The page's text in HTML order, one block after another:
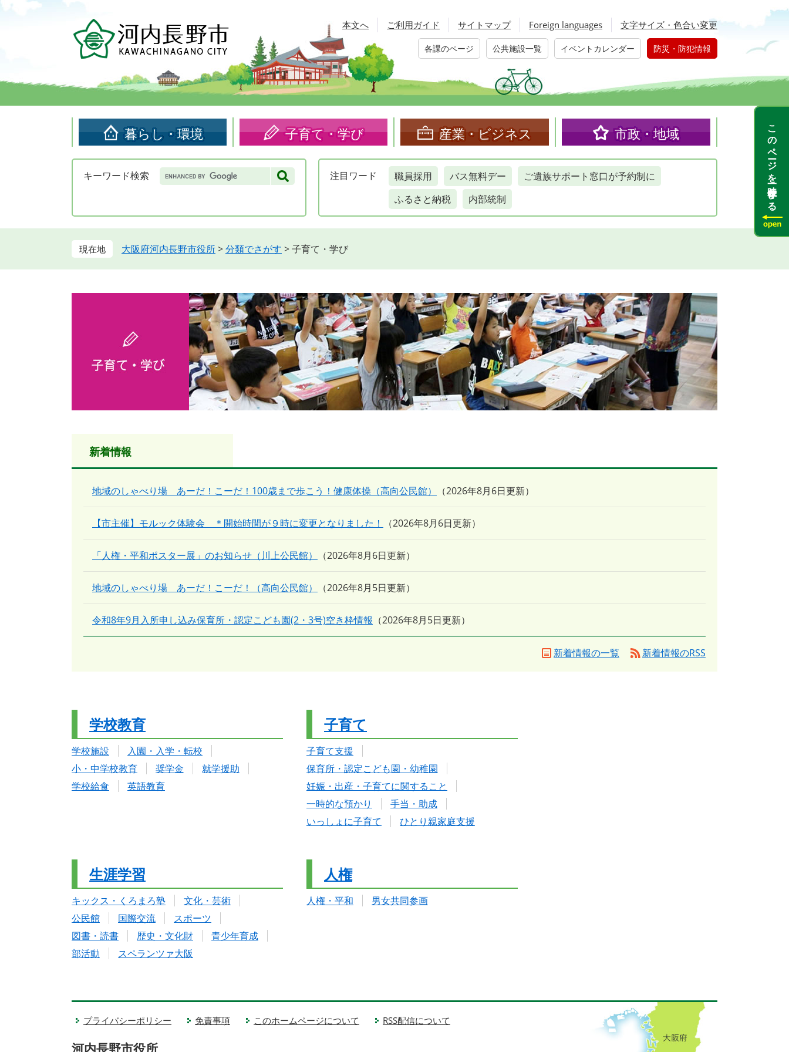
頭
す。
飛
し
本文へ ご利用ガイド サイトマップ Foreign languages 文字サイズ・色合い変更
各課のページ 公共施設一覧 イベントカレンダー 防災・防犯情報
暮らし・環境 子育て・学び 産業・ビジネス 市政・地域
キーワード検索 Google
カ
検
注目 ワード 職員採用 バス無料デー
ご遺族サポート窓口が予約制に
ふるさと納税
内部統制
大阪府河内長野市役所>分類でさがす >子育て・学び
新着情報
地域のしゃべり場 あーだ！こーだ！100歳まで歩こう！健康体操（高向公民館） 2026年8月6日更新
【市主催】モルック体験会 ＊開始時間が９時に変更となりました！ 2026年8月6日更新
「人権・平和ポスター展」のお知らせ（川上公民館） 2026年8月6日更新
地域のしゃべり場 あーだ！こーだ！（高向公民館） 2026年8月5日更新
令和8年9月入所申し込み保育所・認定こども園(2・3号)空き枠情報 2026年8月5日更新
新着情報の一覧 新着情報のRSS
学校教育
学校施設
入園・入学・転校
小・中学校教育
奨学金
就学援助
学校給食
英語教育
子育て
子育て支援
保育所・認定こども園・幼稚園
妊娠・出産・子育てに関すること
一時的な預かり
手当・助成
いっしょに子育て
ひとり親家庭支援
生涯学習
キックス・くろまろ塾
文化・芸術
公民館
国際交流
スポーツ
図書・読書
歴史・文化財
青少年育成
部活動
スペランツァ大阪
人権
人権・平和 男女共同参画
プライバシーポリシー 免責事項 このホームページについて RSS配信について
河内長野市役所
このページを一時保存する